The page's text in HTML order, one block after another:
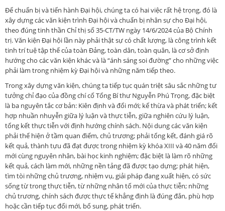
Để chuẩn bị và tiến hành Đại hội, chúng ta có hai việc rất hệ trọng, đó là
xây dựng các văn kiện trình Đại hội và chuẩn bị nhân sự cho Đại hội,
theo đúng tinh thần Chỉ thị số 35-CT/TW ngày 14/6/2024 của Bộ Chính
trị. Văn kiện Đại hội lần này phải thật sự có chất lượng, là công trình kết
tinh trí tuệ tập thể của toàn Đảng, toàn dân, toàn quân, là cơ sở định
hướng cho các văn kiện khác và là “ánh sáng soi đường” cho những việc
phải làm trong nhiệm kỳ Đại hội và những năm tiếp theo.
Trong xây dựng văn kiện, chúng ta tiếp tục quán triệt sâu sắc những tư
tưởng chỉ đạo của đồng chí cố Tổng Bí thư Nguyễn Phú Trọng, đặc biệt
là ba nguyên tắc cơ bản: Kiên định và đổi mới; kế thừa và phát triển; kết
hợp nhuần nhuyễn giữa lý luận và thực tiễn, giữa nghiên cứu lý luận,
tổng kết thực tiễn với định hướng chính sách. Nội dung các văn kiện
phải thể hiện ở tầm quan điểm, chủ trương; phải tổng kết, đánh giá rõ
kết quả, thành tựu đã đạt được trong nhiệm kỳ khóa XIII và 40 năm đổi
mới cùng nguyên nhân, bài học kinh nghiệm; đặc biệt là làm rõ những
kết quả, cách làm mới, những nền tảng đã được tạo dựng; phát hiện,
tìm tòi những chủ trương, nhiệm vụ, giải pháp đang xuất hiện, có sức
sống từ trong thực tiễn, từ những nhân tố mới của thực tiễn; những
chủ trương, chính sách được thực tế khẳng định là đúng đắn, phù hợp
hoặc cần tiếp tục đổi mới, bổ sung, phát triển.